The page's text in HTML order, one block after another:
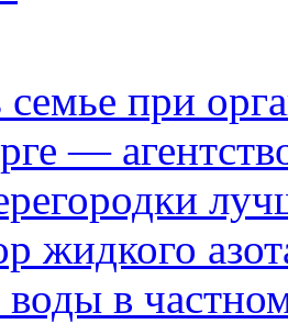
при
—
жидкого
в